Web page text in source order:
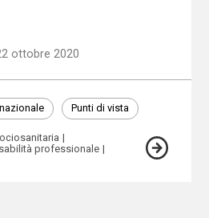
ottobre 2020
Punti di vista
professionale